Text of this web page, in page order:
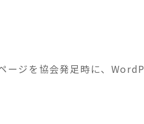
ージを協会発足時に、